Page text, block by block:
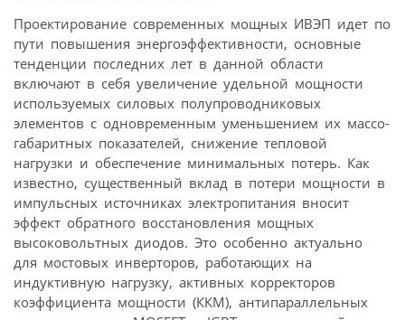
Проектирование современных мощных ИВЭП идет по
пути повышения энергоэффективности, основные
тенденции последних лет в данной области
включают в себя увеличение удельной мощности
используемых силовых полупроводниковых
элементов с одновременным уменьшением их массо-
габаритных показателей, снижение тепловой
нагрузки и обеспечение минимальных потерь. Как
известно, существенный вклад в потери мощности в
импульсных источниках электропитания вносит
эффект обратного восстановления мощных
высоковольтных диодов. Это особенно актуально
для мостовых инверторов, работающих на
индуктивную нагрузку, активных корректоров
коэффициента мощности (ККМ), антипараллельных